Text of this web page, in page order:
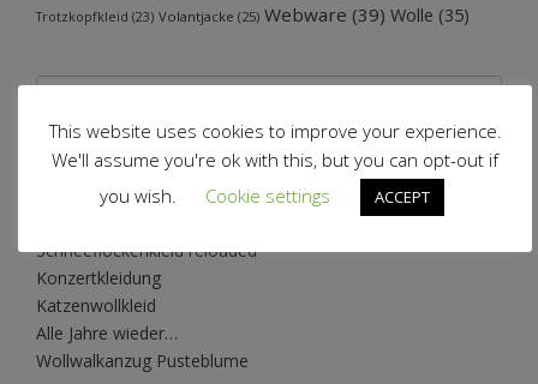
Trotzkopfkleid (23) Volantjacke (25) Webware (39) Wolle (35)
Neueste Beiträge
Schneeflockenkleid reloaded
Konzertkleidung
Katzenwollkleid
Alle Jahre wieder…
Wollwalkanzug Pusteblume
This website uses cookies to improve your experience.
We'll assume you're ok with this, but you can opt-out if
you wish.
Cookie settings ACCEPT